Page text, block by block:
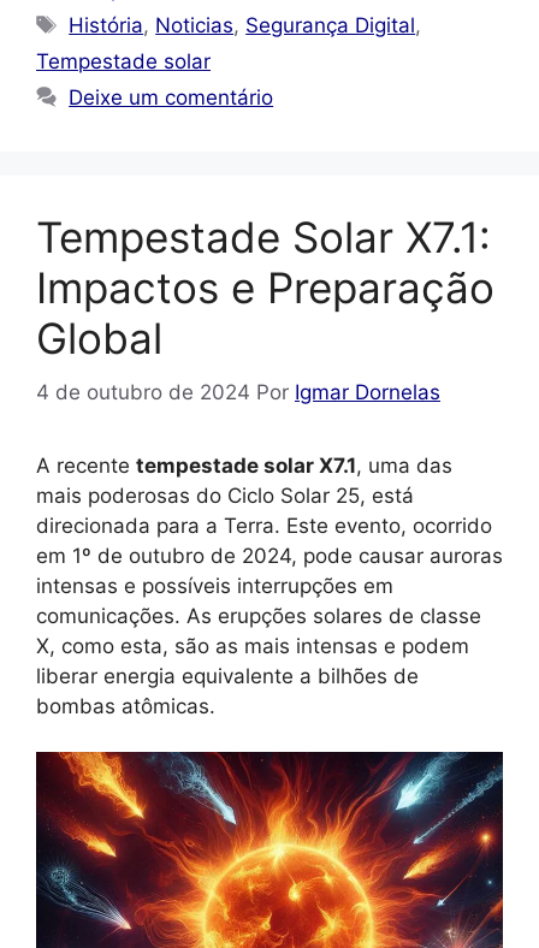
Tags
História, Noticias, Segurança Digital,
Tempestade solar
Deixe um comentário
Tempestade Solar X7.1:
Impactos e Preparação
Global
4 de outubro de 2024 Por Igmar Dornelas
A recente tempestade solar X7.1, uma das
mais poderosas do Ciclo Solar 25, está
direcionada para a Terra. Este evento, ocorrido
em 1º de outubro de 2024, pode causar auroras
intensas e possíveis interrupções em
comunicações. As erupções solares de classe
X, como esta, são as mais intensas e podem
liberar energia equivalente a bilhões de
bombas atômicas.